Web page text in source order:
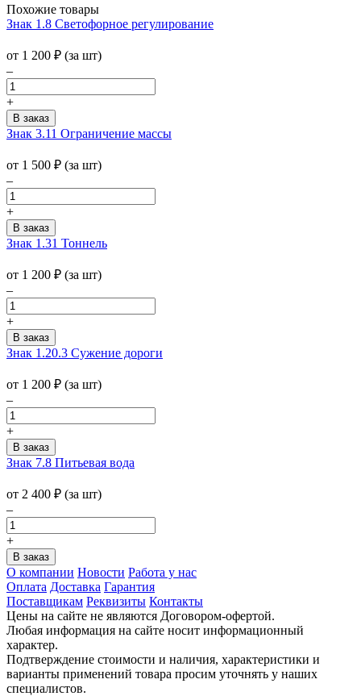
Похожие товары
Знак 1.8 Светофорное регулирование
от 1 200 ₽ (за шт)
–
+
Знак 3.11 Ограничение массы
от 1 500 ₽ (за шт)
–
+
Знак 1.31 Тоннель
от 1 200 ₽ (за шт)
–
+
Знак 1.20.3 Сужение дороги
от 1 200 ₽ (за шт)
–
+
Знак 7.8 Питьевая вода
от 2 400 ₽ (за шт)
–
+
О компании Новости Работа у нас
Оплата Доставка Гарантия
Поставщикам Реквизиты Контакты
Цены на сайте не являются Договором-офертой.
Любая информация на сайте носит информационный
характер.
Подтверждение стоимости и наличия, характеристики и
варианты применений товара просим уточнять у наших
специалистов.